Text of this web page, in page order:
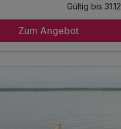
für einen genussvollen
in unserem
Gültig bis
Zum Angebot